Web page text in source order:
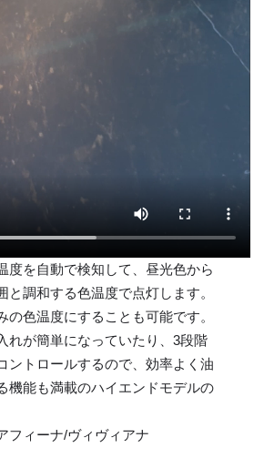
度を自動で検知して、昼光色から
と調和する色温度で点灯します。
の色温度にすることも可能です。
れが簡単になっていたり、3段階
ントロールするので、効率よく油
機能も満載のハイエンドモデルの
フィーナ/ヴィヴィアナ